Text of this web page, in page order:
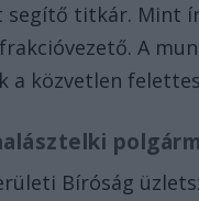
segítő titkár. Mint
A
a közvetlen
Bíróság